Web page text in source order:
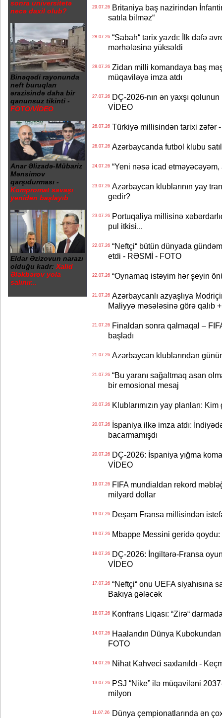
sonra universitetə
necə daxil olub?
Binəqədi rayonunda
neft buruqları
ərazisində daha bir
qanunsuz tikinti -
FOTO/VİDEO
Anar Əlizadə-Mübariz
Mənsimov
qarşıdurması -
Kompromat savaşı
yenidən başlayıb
Eldar Əzizovun narazı
olduğu kadr: Xalid
Ələkbərov yola
salınır...
29.07.26Britaniya baş nazirindən
satıla bilməz“
28.07.26“Sabah“ tarix yazdı: İlk dəfə
mərhələsinə yüksəldi
28.07.26Zidan milli komandaya baş
müqaviləyə imza atdı
27.07.26DÇ-2026-nın ən yaxşı
VİDEO
26.07.26Türkiyə millisindən tarixi zəfər
26.07.26Azərbaycanda futbol klubu
24.07.26“Yeni nəsə icad etməyəcəyəm,
23.07.26Azərbaycan klublarının yay
gedir?
23.07.26Portuqaliya millisinə
pul itkisi...
22.07.26“Neftçi“ bütün dünyada
etdi - RƏSMİ - FOTO
22.07.26“Oynamaq istəyim hər şeyin
21.07.26Azərbaycanlı azyaşlıya
Maliyyə məsələsinə görə qalıb
21.07.26Finaldan sonra qalmaqal –
başladı
21.07.26Azərbaycan klublarından
21.07.26“Bu yaranı sağaltmaq asan
bir emosional mesaj
20.07.26Klublarımızın yay planları:
20.07.26İspaniya ilkə imza atdı:
bacarmamışdı
20.07.26DÇ-2026: İspaniya yığma
VİDEO
19.07.26FIFA mundialdan rekord
milyard dollar
19.07.26Deşam Fransa millisindən
19.07.26Mbappe Messini geridə qoydu:
19.07.26DÇ-2026: İngiltərə-Fransa
VİDEO
17.07.26“Neftçi“ onu UEFA siyahısına
Bakıya gələcək
16.07.26Konfrans Liqası: “Zirə“
14.07.26Haalandın Dünya Kubokundan
FOTO
14.07.26Nihat Kahveci saxlanıldı -
13.07.26PSJ “Nike” ilə müqaviləni
milyon
11.07.26Dünya çempionatlarında ən